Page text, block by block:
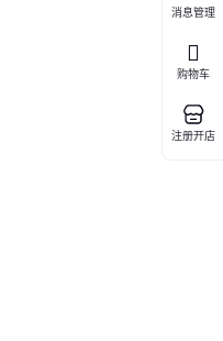
消息管理
购物车
注册开店